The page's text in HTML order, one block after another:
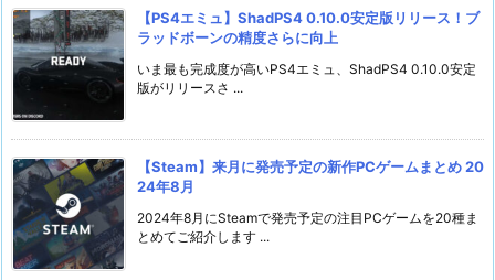
【PS4エミュ】ShadPS4 0.10.0安定版リリース！ブ
ラッドボーンの精度さらに向上
いま最も完成度が高いPS4エミュ、ShadPS4 0.10.0安定
版がリリースさ ...
【Steam】来月に発売予定の新作PCゲームまとめ 20
24年8月
2024年8月にSteamで発売予定の注目PCゲームを20種ま
とめてご紹介します ...